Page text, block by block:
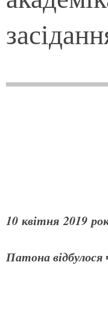
10 квітня 2019
Патона відбулося